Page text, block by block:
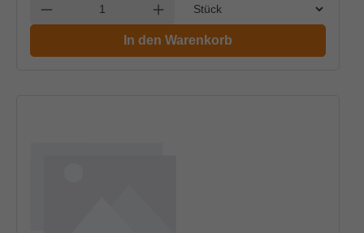
Anzahl verringern Anzahl erhöhen
In den Warenkorb